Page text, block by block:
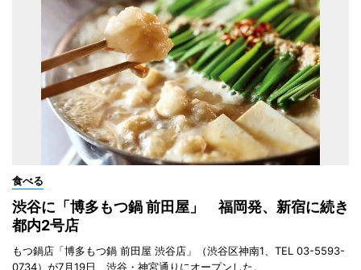
食べる
渋谷に「博多もつ鍋 前田屋」 福岡発、新宿に続き
都内2号店
もつ鍋店「博多もつ鍋 前田屋 渋谷店」（渋谷区神南1、TEL 03-5593-
0734）が7月19日、渋谷・神宮通りにオープンした。